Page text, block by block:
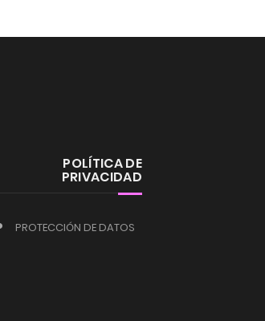
POLÍTICA DE
PRIVACIDAD
PROTECCIÓN DE DATOS